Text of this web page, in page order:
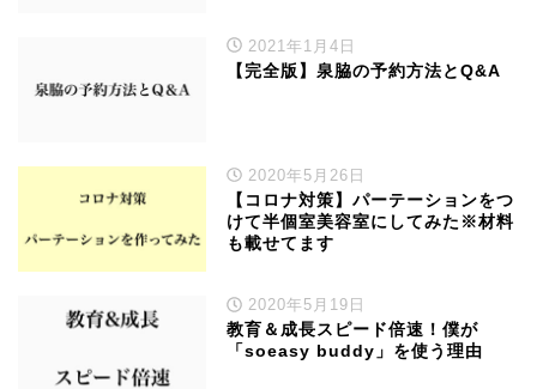
2021年1月4日
【完全版】泉脇の予約方法とQ&A
2020年5月26日
【コロナ対策】パーテーションをつ
けて半個室美容室にしてみた※材料
も載せてます
2020年5月19日
教育＆成長スピード倍速！僕が
「soeasy buddy」を使う理由